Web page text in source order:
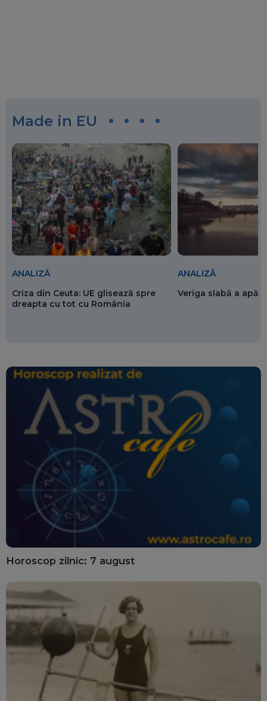
Made in EU
ANALIZĂ
Criza din Ceuta: UE glisează spre
dreapta cu tot cu România
ANALIZĂ
Veriga slabă a
Horoscop zilnic: 7 august